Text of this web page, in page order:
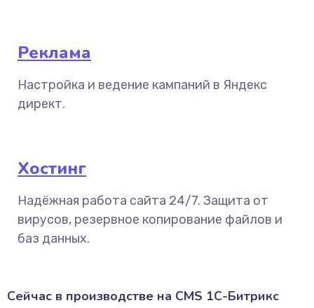
Реклама
Настройка и ведение кампаний в Яндекс
директ.
Хостинг
Надёжная работа сайта 24/7. Защита от
вирусов, резервное копирование файлов и
баз данных.
Сейчас в производстве на CMS 1С-Битрикс